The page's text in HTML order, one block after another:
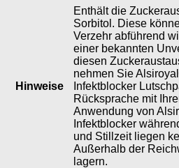
Hinweise
Enthält die
Sorbitol. Diese
Verzehr abführend
einer bekannten
diesen
nehmen Sie
Infektblocker
Rücksprache mit
Anwendung von
Infektblocker
und Stillzeit liegen
Außerhalb der
lagern.